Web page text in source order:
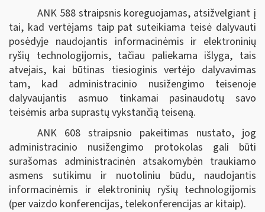
ANK 588 straipsnis koreguojamas, atsižvelgiant į
tai, kad vertėjams taip pat suteikiama teisė dalyvauti
posėdyje naudojantis informacinėmis ir elektroninių
ryšių technologijomis, tačiau paliekama išlyga, tais
atvejais, kai būtinas tiesioginis vertėjo dalyvavimas
tam, kad administracinio nusižengimo teisenoje
dalyvaujantis asmuo tinkamai pasinaudotų savo
teisėmis arba suprastų vykstančią teiseną.
ANK 608 straipsnio pakeitimas nustato, jog
administracinio nusižengimo protokolas gali būti
surašomas administracinėn atsakomybėn traukiamo
asmens sutikimu ir nuotoliniu būdu, naudojantis
informacinėmis ir elektroninių ryšių technologijomis
(per vaizdo konferencijas, telekonferencijas ar kitaip).